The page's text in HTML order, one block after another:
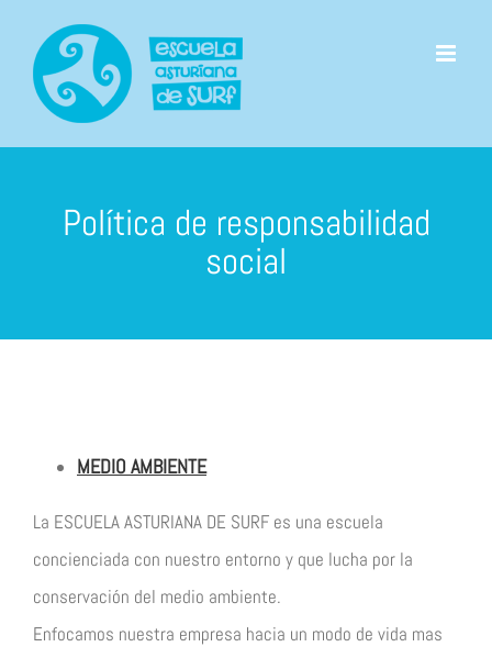
contenido
Política de responsabilidad
social
MEDIO AMBIENTE
La ESCUELA ASTURIANA DE SURF es una escuela
concienciada con nuestro entorno y que lucha por la
conservación del medio ambiente.
Enfocamos nuestra empresa hacia un modo de vida mas